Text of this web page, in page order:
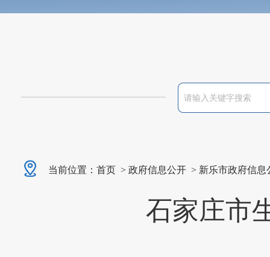
当前位置： 首页 > 政府信息公开 > 新乐市政府信息
石家庄市